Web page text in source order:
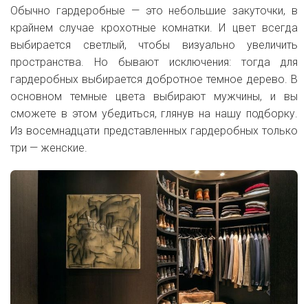
Обычно гардеробные — это небольшие закуточки, в
крайнем случае крохотные комнатки. И цвет всегда
выбирается светлый, чтобы визуально увеличить
пространства. Но бывают исключения: тогда для
гардеробных выбирается добротное темное дерево. В
основном темные цвета выбирают мужчины, и вы
сможете в этом убедиться, глянув на нашу подборку.
Из восемнадцати представленных гардеробных только
три — женские.